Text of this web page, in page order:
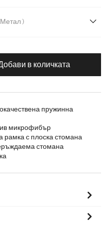
( Метал )
на продукта:
в количката
пружинна
микрофибър
рамка с плоска стомана
стомана